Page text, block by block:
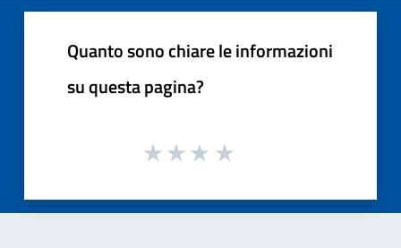
Quanto sono chiare le informazioni
su questa pagina?